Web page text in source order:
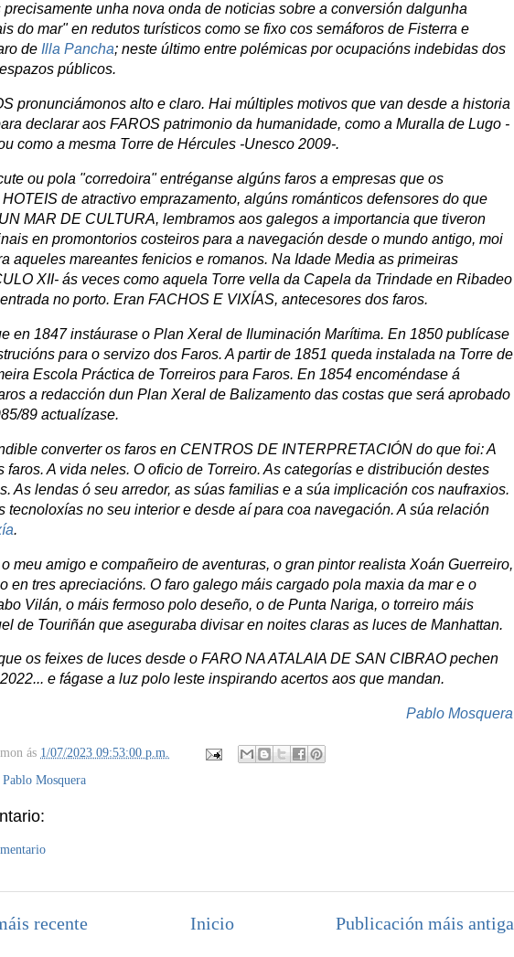
unha nova onda de noticias sobre a conversión dalgunha
do mar" en redutos turísticos como se fixo cos semáforos de Fisterra e
de Illa Pancha; neste último entre polémicas por ocupacións indebidas dos
públicos.
pronunciámonos alto e claro. Hai múltiples motivos que van desde a historia
declarar aos FAROS patrimonio da humanidade, como a Muralla de Lugo -
como a mesma Torre de Hércules -Unesco 2009-.
ou pola "corredoira" entréganse algúns faros a empresas que os
de atractivo emprazamento, algúns románticos defensores do que
MAR DE CULTURA, lembramos aos galegos a importancia que tiveron
en promontorios costeiros para a navegación desde o mundo antigo, moi
aqueles mareantes fenicios e romanos. Na Idade Media as primeiras
XII- ás veces como aquela Torre vella da Capela da Trindade en Ribadeo
no porto. Eran FACHOS E VIXÍAS, antecesores dos faros.
en 1847 instáurase o Plan Xeral de Iluminación Marítima. En 1850 publícase
para o servizo dos Faros. A partir de 1851 queda instalada na Torre de
Escola Práctica de Torreiros para Faros. En 1854 encoméndase á
a redacción dun Plan Xeral de Balizamento das costas que será aprobado
89 actualízase.
converter os faros en CENTROS DE INTERPRETACIÓN do que foi: A
faros. A vida neles. O oficio de Torreiro. As categorías e distribución destes
As lendas ó seu arredor, as súas familias e a súa implicación cos naufraxios.
tecnoloxías no seu interior e desde aí para coa navegación. A súa relación
.
meu amigo e compañeiro de aventuras, o gran pintor realista Xoán Guerreiro,
en tres apreciacións. O faro galego máis cargado pola maxia da mar e o
Vilán, o máis fermoso polo deseño, o de Punta Nariga, o torreiro máis
de Touriñán que aseguraba divisar en noites claras as luces de Manhattan.
os feixes de luces desde o FARO NA ATALAIA DE SAN CIBRAO pechen
e fágase a luz polo leste inspirando acertos aos que mandan.
Pablo Mosquera
ás 1/07/2023 09:53:00 p.m.
Pablo Mosquera
recente Publicación máis antiga
Inicio